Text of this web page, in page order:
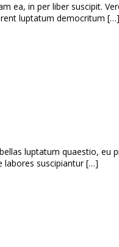
ea, in per liber suscipit.
luptatum democritum […]
luptatum quaestio, eu
labores suscipiantur […]